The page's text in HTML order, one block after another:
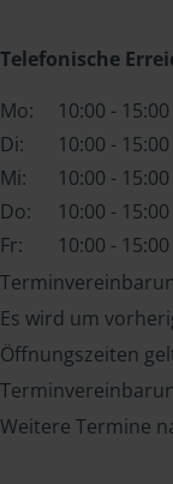
Telefonische
Mo:
10:00 -
Di:
10:00 -
Mi:
10:00 -
Do:
10:00 -
Fr:
10:00 -
Es wird um
Öffnungszeiten
Weitere Termine